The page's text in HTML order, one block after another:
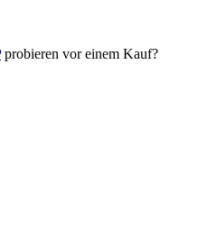
probieren vor einem Kauf?